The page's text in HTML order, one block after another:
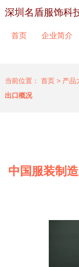
深圳名盾服饰科
首页 企业简介
当前位置： 首页 > 产品
出口概况
中国服装制